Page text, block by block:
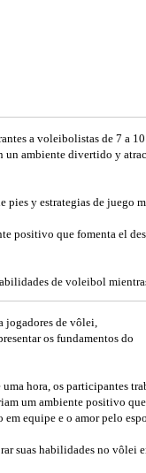
a voleibolistas de 7 a 10
un ambiente divertido y
pies y estrategias de juego
positivo que fomenta el
de voleibol
jogadores de vôlei,
os fundamentos do
hora, os participantes
um ambiente positivo que
equipe e o amor pelo
suas habilidades no vôlei